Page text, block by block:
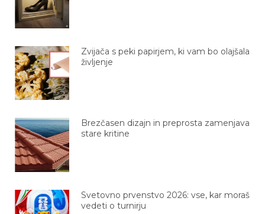
Zvijača s peki papirjem, ki vam bo olajšala
življenje
Brezčasen dizajn in preprosta zamenjava
stare kritine
Svetovno prvenstvo 2026: vse, kar moraš
vedeti o turnirju